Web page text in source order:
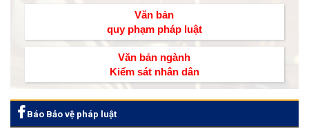
Văn bản
quy phạm pháp luật
Văn bản ngành
Kiểm sát nhân dân
Báo Bảo vệ pháp luật